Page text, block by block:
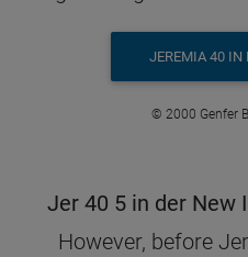
JEREMIA 40 IN
© 2000 Genfer
Jer 40 5 in der New
However, before